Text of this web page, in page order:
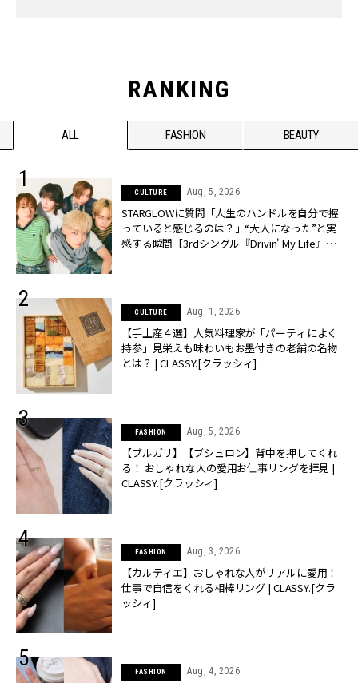
RANKING
ALL FASHION BEAUTY
CULTURE Aug, 5, 2026
STARGLOWに質問「人生のハンドルを自分で握
っていると感じるのは？」“大️人になった”と実
感する瞬間【3rdシングル『Drivin' My Life』発
CULTURE Aug, 1, 2026
【手土産４選】人気料理家が「パーティによく
持参」見栄えも味わいもお墨付きの老舗の名物
とは？ | CLASSY.[クラッシィ]
FASHION Aug, 5, 2026
【ブルガリ】【ブシュロン】背中を押してくれ
る！ おしゃれな人の愛用お仕事リングを拝見 |
CLASSY.[クラッシィ]
FASHION Aug, 3, 2026
【カルティエ】おしゃれな人がリアルに愛用！
仕事で自信をくれる相棒リング | CLASSY.[クラ
ッシィ]
FASHION Aug, 4, 2026